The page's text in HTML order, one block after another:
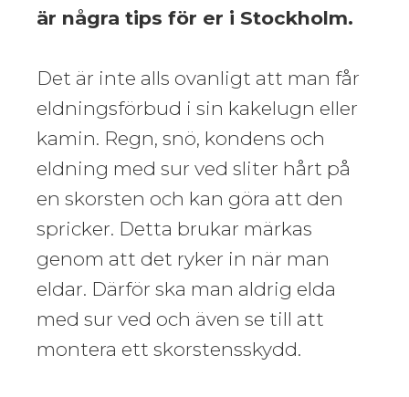
är några tips för er i Stockholm.
Det är inte alls ovanligt att man får
eldningsförbud i sin kakelugn eller
kamin. Regn, snö, kondens och
eldning med sur ved sliter hårt på
en skorsten och kan göra att den
spricker. Detta brukar märkas
genom att det ryker in när man
eldar. Därför ska man aldrig elda
med sur ved och även se till att
montera ett skorstensskydd.